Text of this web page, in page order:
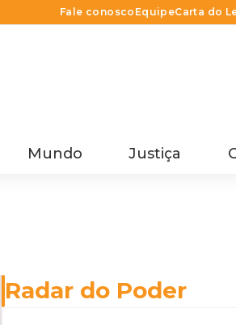
Fale conosco EquipeCarta do
Mundo Justiça
Radar do Poder